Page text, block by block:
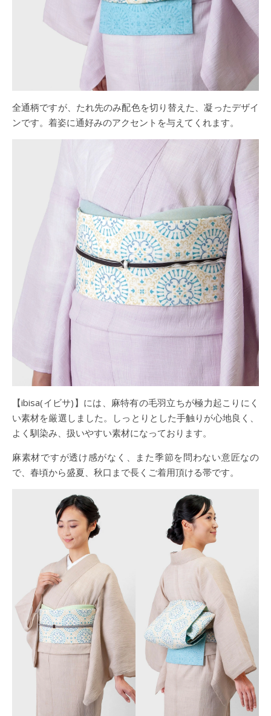
全通柄ですが、たれ先のみ配色を切り替えた、凝ったデザイ
ンです。着姿に通好みのアクセントを与えてくれます。
【ibisa(イビサ)】には、麻特有の毛羽立ちが極力起こりにく
い素材を厳選しました。しっとりとした手触りが心地良く、
よく馴染み、扱いやすい素材になっております。
麻素材ですが透け感がなく、また季節を問わない意匠なの
で、春頃から盛夏、秋口まで長くご着用頂ける帯です。